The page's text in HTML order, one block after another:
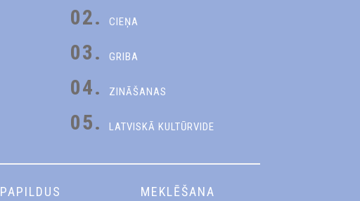
02. CIEŅA
03. GRIBA
04. ZINĀŠANAS
05. LATVISKĀ KULTŪRVIDE
PAPILDUS MEKLĒŠANA